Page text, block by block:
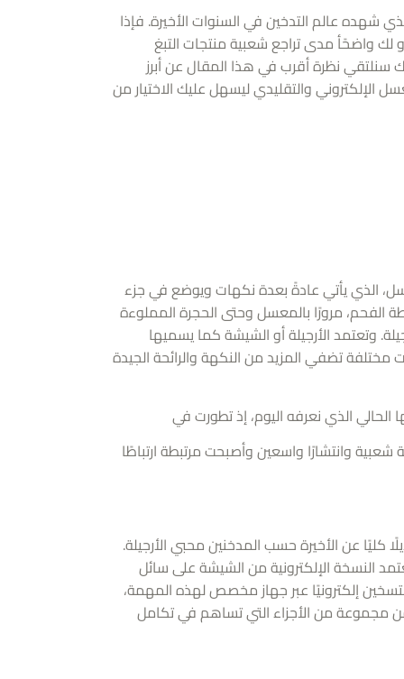
شهده عالم التدخين في السنوات الأخيرة. فإذا
لك واضحًأ مدى تراجع شعبية منتجات التبغ
لذلك سنلتقي نظرة أقرب في هذا المقال عن أبرز
الإلكتروني والتقليدي ليسهل عليك الاختيار من
الذي يأتي عادةً بعدة نكهات ويوضع في جزء
الفحم، مرورًا بالمعسل وحتى الحجرة المملوءة
وتعتمد الأرجيلة أو الشيشة كما يسميها
تضفي المزيد من النكهة والرائحة الجيدة
الذي نعرفه اليوم، إذ تطورت في
وانتشارًا واسعين وأصبحت مرتبطة ارتباطًا
كليًا عن الأخيرة حسب المدخنين محبي الأرجيلة.
النسخة الإلكترونية من الشيشة على سائل
إلكترونيًا عبر جهاز مخصص لهذه المهمة،
من مجموعة من الأجزاء التي تساهم في تكامل